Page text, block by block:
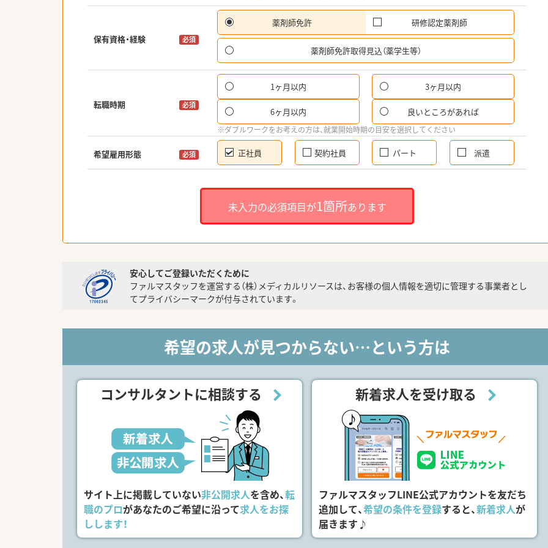
保有資格・経験 必須
薬剤師免許 研修認定薬剤師
薬剤師免許取得見込（薬学生等）
転職時期 必須
1ヶ月以内 3ヶ月以内
6ヶ月以内 良いところがあれば
※ダブルワークをお考えの方は、就業開始時期の目安を選択してください
希望雇用形態 必須 正社員 契約社員 パート 派遣
未入力の必須項目が1箇所あります
安心してご登録いただくために
ファルマスタッフを運営する（株）メディカルリソースは、お客様の個人情報を適切に管理する事業者とし
てプライバシーマークが付与されています。
希望の求人が見つからない…という方は
コンサルタントに相談する
サイト上に掲載していない非公開求人を含め、転
職のプロがあなたのご希望に沿って求人をお探
しします！
新着求人を受け取る
ファルマスタッフLINE公式アカウントを友だち
追加して、希望の条件を登録すると、新着求人が
届きます♪